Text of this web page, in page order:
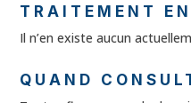
TRAITEMENT
Il n’en existe aucun
QUAND